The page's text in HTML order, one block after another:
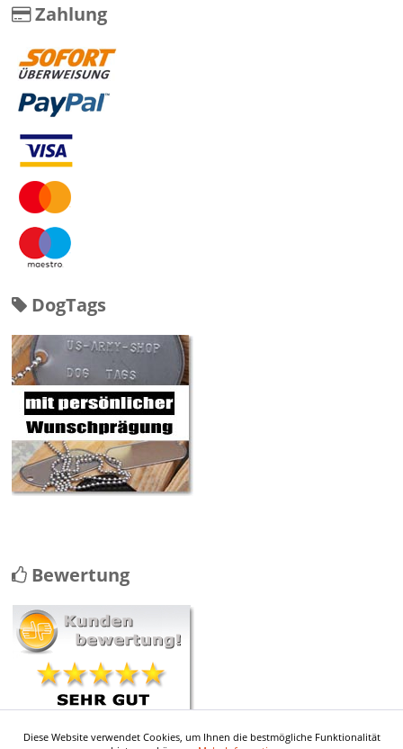
Zahlung
DogTags
Bewertung
mehr ...
Diese Website verwendet Cookies, um Ihnen die bestmögliche Funktionalität